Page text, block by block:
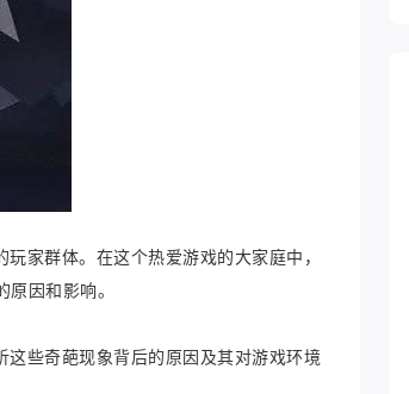
家群体。在这个热爱游戏的大家庭中，
因和影响。
些奇葩现象背后的原因及其对游戏环境